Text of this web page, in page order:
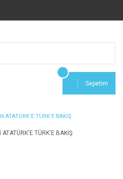
Sepetim
ATATÜRK'E TÜRK'E BAKIŞ